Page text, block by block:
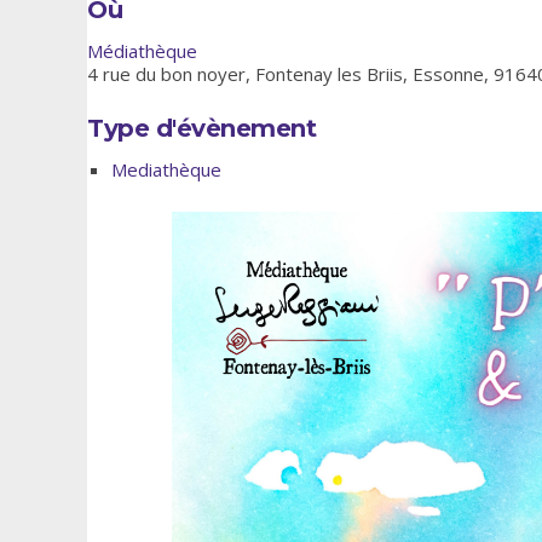
Où
Médiathèque
4 rue du bon noyer, Fontenay les Briis, Essonne,
Type d'évènement
Mediathèque